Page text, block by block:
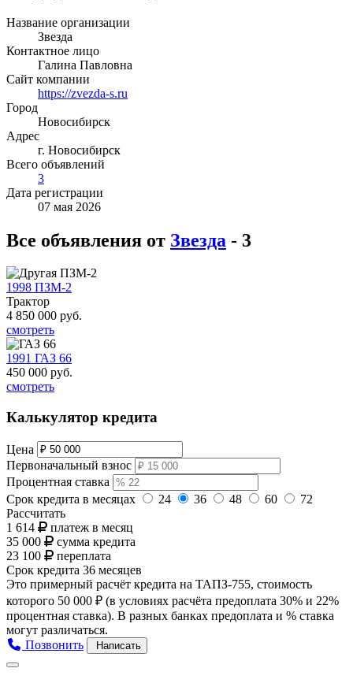
Название организации
Звезда
Контактное лицо
Галина Павловна
Сайт компании
https://zvezda-s.ru
Город
Новосибирск
Адрес
г. Новосибирск
Всего объявлений
3
Дата регистрации
07 мая 2026
Все объявления от Звезда - 3
1998 ПЗМ-2
Трактор
4 850 000 руб.
смотреть
1991 ГАЗ 66
450 000 руб.
смотреть
Калькулятор кредита
Цена
Первоначальный взнос
Процентная ставка
Срок кредита в месяцах
24 36 48 60
72
Рассчитать
1 614
платеж в месяц
35 000
сумма кредита
23 100
переплата
Срок кредита 36 месяцев
Это примерный расчёт кредита на ТАПЗ-755, стоимость
которого 50 000 ₽ (в условиях расчёта предоплата 30% и 22%
процентная ставка). В разных банках предоплата и % ставка
могут различаться.
Позвонить
Написать